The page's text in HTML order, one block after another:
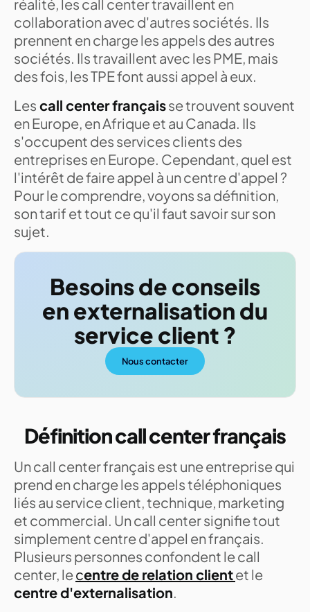
réalité, les call center travaillent en
collaboration avec d'autres sociétés. Ils
prennent en charge les appels des autres
sociétés. Ils travaillent avec les PME, mais
des fois, les TPE font aussi appel à eux.
Les call center françaisse trouvent souvent
en Europe, en Afrique et au Canada. Ils
s'occupent des services clients des
entreprises en Europe. Cependant, quel est
l'intérêt de faire appel à un centre d'appel ?
Pour le comprendre, voyons sa définition,
son tarif et tout ce qu'il faut savoir sur son
sujet.
Besoins de conseils
en externalisation du
service client ?
Nous contacter
Définition call center français
Un call center français est une entreprise qui
prend en charge les appels téléphoniques
liés au service client, technique, marketing
et commercial. Un call center signifie tout
simplement centre d'appel en français.
Plusieurs personnes confondent le call
center, lecentre de relation clientet le
centre d'externalisation.